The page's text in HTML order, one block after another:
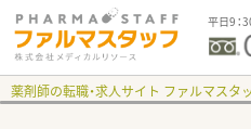
平日9：
薬剤師の転職・求人サイト ファルマスタ